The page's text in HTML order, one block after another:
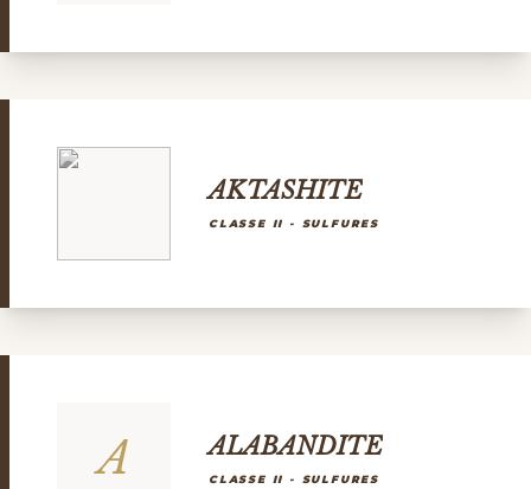
AKTASHITE
CLASSE II - SULFURES
A ALABANDITE
CLASSE II - SULFURES